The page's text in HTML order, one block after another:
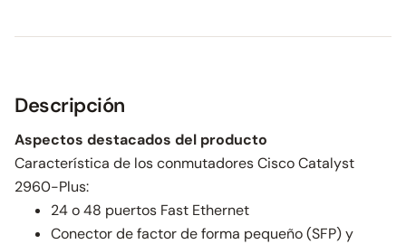
Descripción
Aspectos destacados del producto
Característica de los conmutadores Cisco Catalyst
2960-Plus:
24 o 48 puertos Fast Ethernet
Conector de factor de forma pequeño (SFP) y